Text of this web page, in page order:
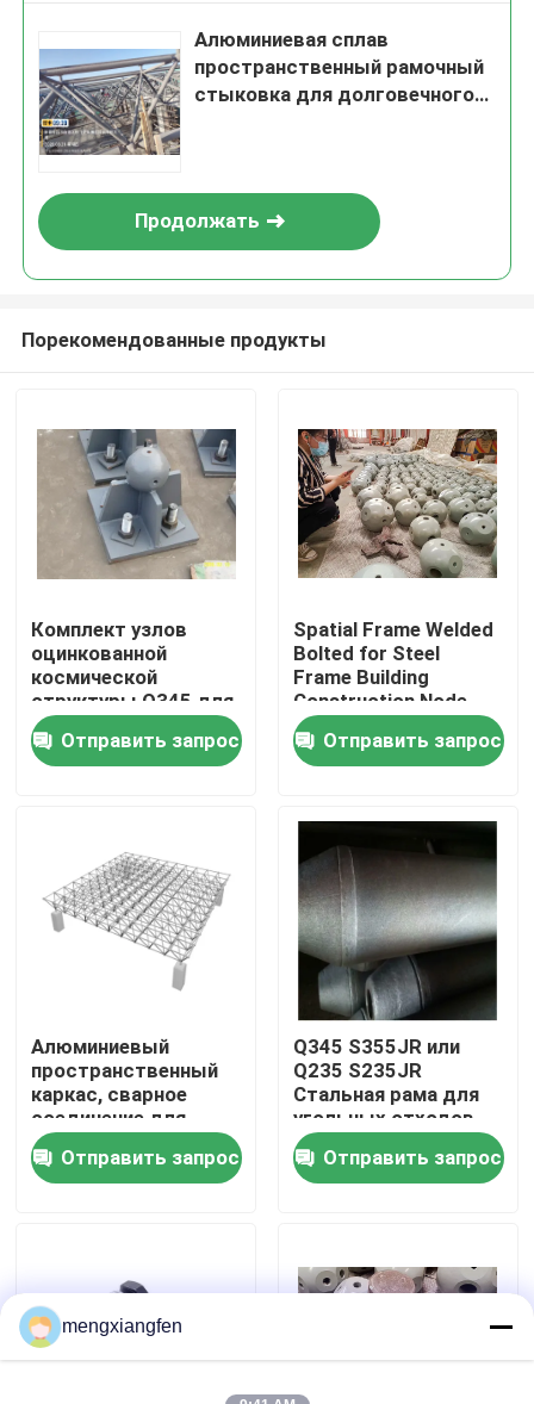
Дом
Путешествие фабрики
Свяжитесь мы
Новости
стальные рамки космоса
Ферменная конструкция рамки космоса
Алюминиевая сплав
пространственный рамочный
стыковка для долговечного
Продолжать
Порекомендованные продукты
Комплект узлов
оцинкованной
космической
структуры Q345 для
стальных
конструкций и
космических
Отправить запрос
Spatial Frame Welded
Bolted for Steel
Frame Building
Construction Node
Structure GB ISO
Отправить запрос
Алюминиевый
пространственный
каркас, сварное
соединение для
стального
строительства,
болтовое узловое
Отправить запрос
Q345 S355JR или
Q235 S235JR
Стальная рама для
угольных отходов
Отправить запрос
mengxiangfen